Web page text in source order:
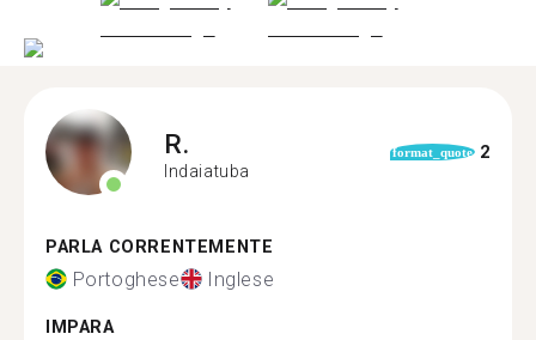
R.
Indaiatuba
format_quote 2
PARLA CORRENTEMENTE
Portoghese Inglese
IMPARA